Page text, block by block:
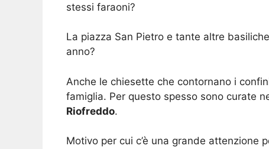
stessi faraoni?
La piazza San Pietro e tante altre
anno?
Anche le chiesette che contornano i
famiglia. Per questo spesso sono curate
Riofreddo.
Motivo per cui c’è una grande